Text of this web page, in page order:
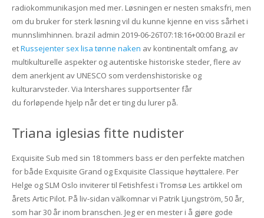
radiokommunikasjon med mer. Løsningen er nesten smaksfri, men
om du bruker for sterk løsning vil du kunne kjenne en viss sårhet i
munnslimhinnen. brazil admin 2019-06-26T07:18:16+00:00 Brazil er
etRussejenter sex lisa tønne naken av kontinentalt omfang, av
multikulturelle aspekter og autentiske historiske steder, flere av
dem anerkjent av UNESCO som verdenshistoriske og
kulturarvsteder. Via Intershares supportsenter får
du forløpende hjelp når det er ting du lurer på.
Triana iglesias fitte nudister
Exquisite Sub med sin 18 tommers bass er den perfekte matchen
for både Exquisite Grand og Exquisite Classique høyttalere. Per
Helge og SLM Oslo inviterer til Fetishfest i Tromsø Les artikkel om
årets Artic Pilot. På liv-sidan välkomnar vi Patrik Ljungström, 50 år,
som har 30 år inom branschen. Jeg er en mester i å gjøre gode